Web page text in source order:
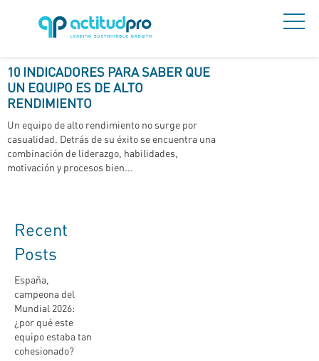
10 INDICADORES PARA SABER QUE
UN EQUIPO ES DE ALTO
RENDIMIENTO
Un equipo de alto rendimiento no surge por
casualidad. Detrás de su éxito se encuentra una
combinación de liderazgo, habilidades,
motivación y procesos bien...
Recent
Posts
España,
campeona del
Mundial 2026:
¿por qué este
equipo estaba tan
cohesionado?